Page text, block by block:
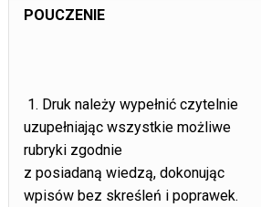
POUCZENIE
1. Druk należy wypełnić czytelnie
uzupełniając wszystkie możliwe
rubryki zgodnie
z posiadaną wiedzą, dokonując
wpisów bez skreśleń i poprawek.